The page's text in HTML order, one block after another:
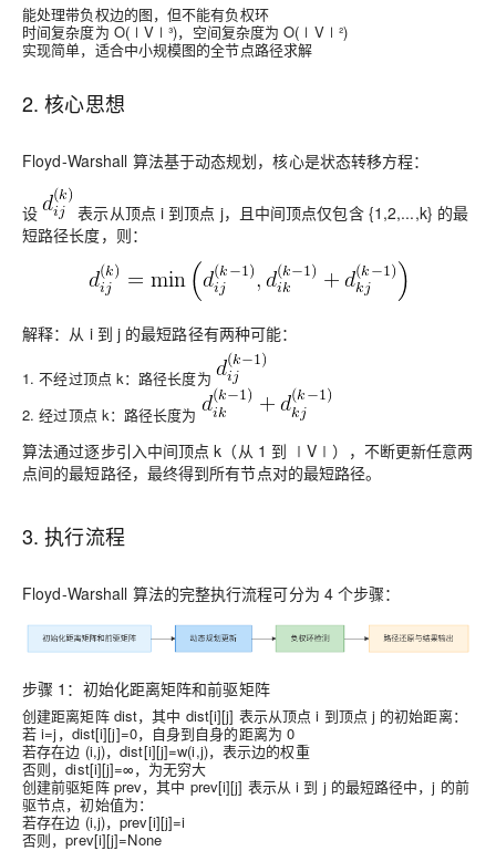
能处理带负权边的图，但不能有负权环
时间复杂度为 O(∣V∣³)，空间复杂度为 O(∣V∣²)
实现简单，适合中小规模图的全节点路径求解
2. 核心思想
Floyd-Warshall 算法基于动态规划，核心是状态转移方程：
设
表示从顶点 i 到顶点 j，且中间顶点仅包含 {1,2,...,k} 的最
短路径长度，则：
解释：从 i 到 j 的最短路径有两种可能：
1. 不经过顶点 k：路径长度为
2. 经过顶点 k：路径长度为
算法通过逐步引入中间顶点 k（从 1 到 ∣V∣），不断更新任意两
点间的最短路径，最终得到所有节点对的最短路径。
3. 执行流程
Floyd-Warshall 算法的完整执行流程可分为 4 个步骤：
步骤 1：初始化距离矩阵和前驱矩阵
创建距离矩阵 dist，其中 dist[i][j] 表示从顶点 i 到顶点 j 的初始距离：
若 i=j，dist[i][j]=0，自身到自身的距离为 0
若存在边 (i,j)，dist[i][j]=w(i,j)，表示边的权重
否则，dist[i][j]=∞，为无穷大
创建前驱矩阵 prev，其中 prev[i][j] 表示从 i 到 j 的最短路径中，j 的前
驱节点，初始值为：
若存在边 (i,j)，prev[i][j]=i
否则，prev[i][j]=None